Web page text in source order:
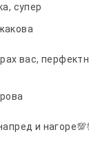
супер
вас,
и